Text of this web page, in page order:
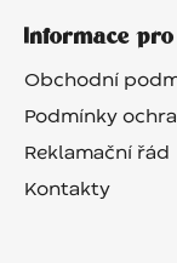
Informace
Obchodní
Podmínky
Reklamační řád
Kontakty